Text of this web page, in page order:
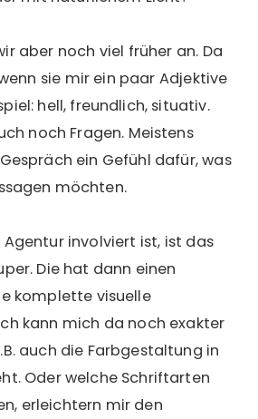
aber noch viel früher an. Da
sie mir ein paar Adjektive
hell, freundlich, situativ.
noch Fragen. Meistens
ein Gefühl dafür, was
möchten.
involviert ist, ist das
Die hat dann einen
komplette visuelle
kann mich da noch exakter
auch die Farbgestaltung in
Oder welche Schriftarten
erleichtern mir den